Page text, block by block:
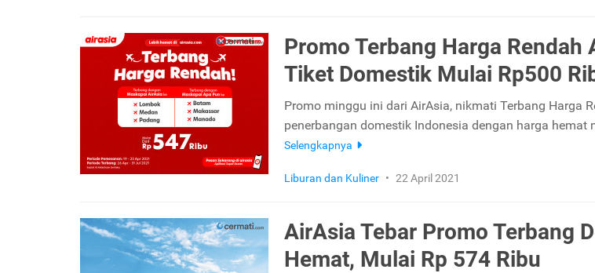
Promo Terbang Harga Rendah
Tiket Domestik Mulai Rp500
Promo minggu ini dari AirAsia, nikmati Terbang Harga
penerbangan domestik Indonesia dengan harga hemat
Selengkapnya
Liburan dan Kuliner • 22 April 2021
AirAsia Tebar Promo Terbang
Hemat, Mulai Rp 574 Ribu